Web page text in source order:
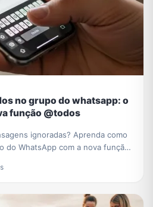
no grupo do whatsapp: o
função @todos
ignoradas? Aprenda como
do WhatsApp com a nova função